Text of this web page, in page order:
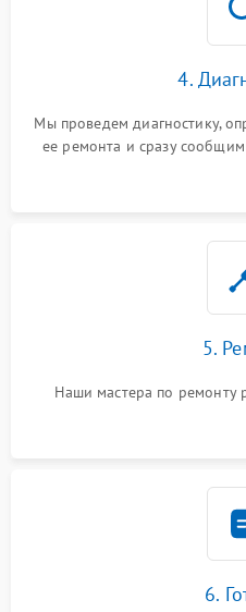
4.
Мы проведем диагностику,
ее ремонта и сразу
5.
Наши мастера по ремонту
6.